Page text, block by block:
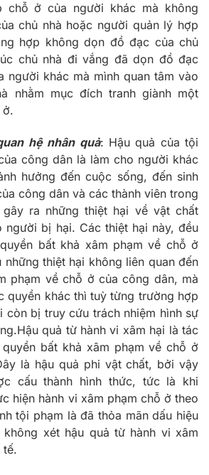
chỗ ở của người khác mà không
chủ nhà hoặc người quản lý hợp
hợp không dọn đồ đạc của chủ
chủ nhà đi vắng đã dọn đồ đạc
người khác mà mình quan tâm vào
nhằm mục đích tranh giành một
ở.
hệ nhân quả: Hậu quả của tội
công dân là làm cho người khác
hưởng đến cuộc sống, đến sinh
công dân và các thành viên trong
ra những thiệt hại về vật chất
người bị hại. Các thiệt hại này, đều
bất khả xâm phạm về chỗ ở
những thiệt hại không liên quan đến
phạm về chỗ ở của công dân, mà
quyền khác thì tuỳ từng trường hợp
còn bị truy cứu trách nhiệm hình sự
quả từ hành vi xâm hại là tác
bất khả xâm phạm về chỗ ở
là hậu quả phi vật chất, bởi vậy
cấu thành hình thức, tức là khi
hiện hành vi xâm phạm chỗ ở theo
tội phạm là đã thỏa mãn dấu hiệu
xét hậu quả từ hành vi xâm
tế.